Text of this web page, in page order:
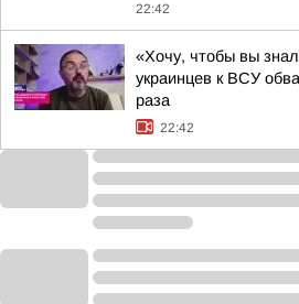
22:42
«Хочу, чтобы вы
украинцев к ВСУ
раза
22:42